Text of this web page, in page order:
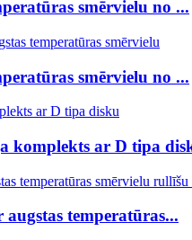
smērvielu no ...
smērvielu no ...
komplekts ar D tipa
temperatūras...